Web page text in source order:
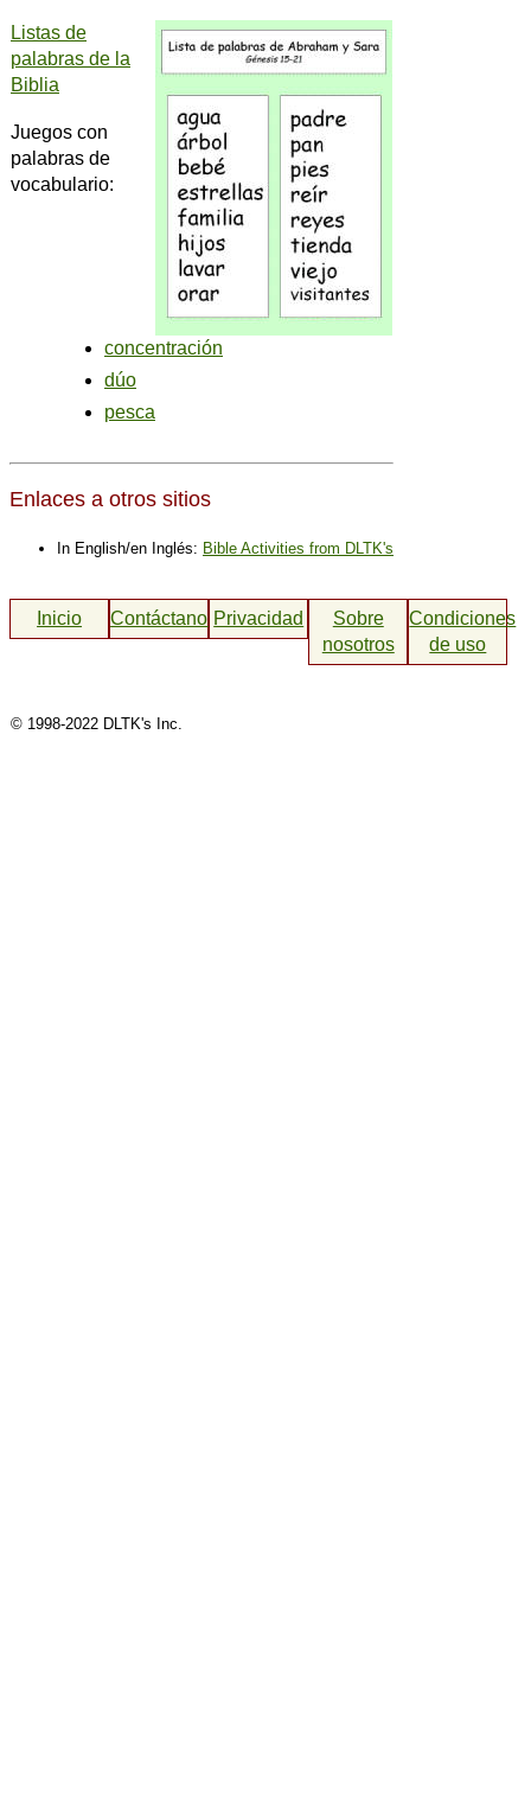
Listas de
palabras de la
Biblia
Juegos con
palabras de
vocabulario:
concentración
dúo
pesca
Enlaces a otros sitios
In English/en Inglés: Bible Activities from DLTK's
Inicio ContáctanosPrivacidad
Sobre
nosotros
Condiciones
de uso
© 1998-2022 DLTK's Inc.